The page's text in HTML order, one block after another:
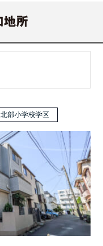
北部小学校学区